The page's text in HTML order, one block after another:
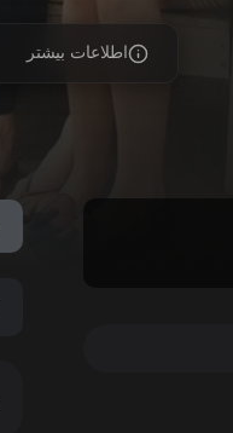
اطلاعات بیشتر